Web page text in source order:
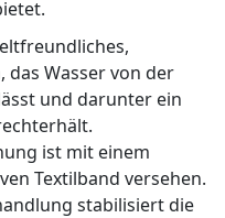
das Wasser von der
und darunter ein
ist mit einem
Textilband versehen.
stabilisiert die